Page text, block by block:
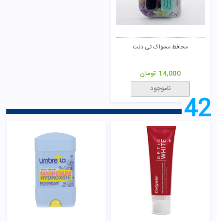
محافظ مسواک تی دنت
14,000 تومان
ناموجود
42